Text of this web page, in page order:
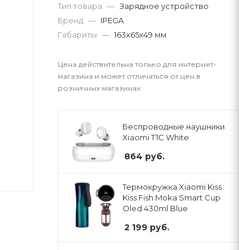
Тип товара — Зарядное устройство
Бренд — IPEGA
Габариты — 163x65x49 мм
Цена действительна только для интернет-
магазина и может отличаться от цен в
розничных магазинах
Беспроводные наушники
Xiaomi T1C White
864 руб.
Термокружка Xiaomi Kiss
Kiss Fish Moka Smart Cup
Oled 430ml Blue
2 199 руб.